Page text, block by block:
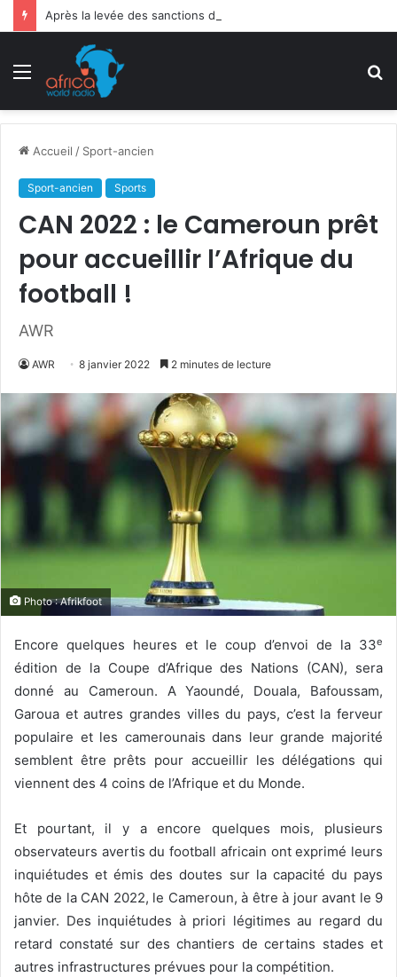
Menu
Accueil / Sport-ancien
Sport-ancien Sports
CAN 2022 : le Cameroun prêt
pour accueillir l’Afrique du
football !
AWR
AWR 8 janvier 2022 2 minutes de lecture
Photo : Afrikfoot
Encore quelques heures et le coup d’envoi de la 33e
édition de la Coupe d’Afrique des Nations (CAN), sera
donné au Cameroun. A Yaoundé, Douala, Bafoussam,
Garoua et autres grandes villes du pays, c’est la ferveur
populaire et les camerounais dans leur grande majorité
semblent être prêts pour accueillir les délégations qui
viennent des 4 coins de l’Afrique et du Monde.
Et pourtant, il y a encore quelques mois, plusieurs
observateurs avertis du football africain ont exprimé leurs
inquiétudes et émis des doutes sur la capacité du pays
hôte de la CAN 2022, le Cameroun, à être à jour avant le 9
janvier. Des inquiétudes à priori légitimes au regard du
retard constaté sur des chantiers de certains stades et
autres infrastructures prévues pour la compétition.